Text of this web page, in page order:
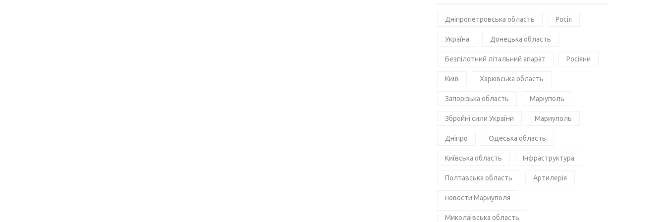
Дніпропетровська область Росія
Україна Донецька область
Безпілотний літальний апарат Росіяни
Київ Харківська область
Запорізька область Маріуполь
Збройні сили України Мариуполь
Дніпро Одеська область
Київська область Інфраструктура
Полтавська область Артилерія
новости Мариуполя
Миколаївська область